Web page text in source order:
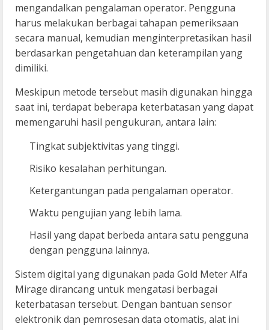
mengandalkan pengalaman operator. Pengguna
harus melakukan berbagai tahapan pemeriksaan
secara manual, kemudian menginterpretasikan hasil
berdasarkan pengetahuan dan keterampilan yang
dimiliki.
Meskipun metode tersebut masih digunakan hingga
saat ini, terdapat beberapa keterbatasan yang dapat
memengaruhi hasil pengukuran, antara lain:
Tingkat subjektivitas yang tinggi.
Risiko kesalahan perhitungan.
Ketergantungan pada pengalaman operator.
Waktu pengujian yang lebih lama.
Hasil yang dapat berbeda antara satu pengguna
dengan pengguna lainnya.
Sistem digital yang digunakan pada Gold Meter Alfa
Mirage dirancang untuk mengatasi berbagai
keterbatasan tersebut. Dengan bantuan sensor
elektronik dan pemrosesan data otomatis, alat ini